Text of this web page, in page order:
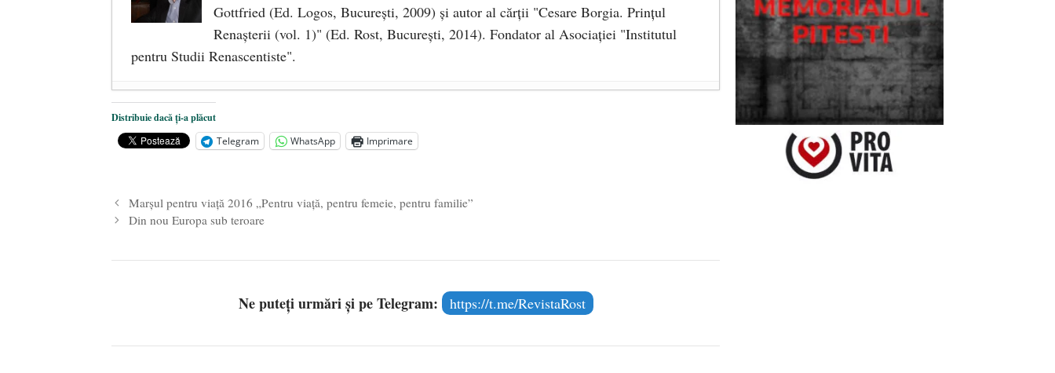
Gottfried (Ed. Logos, Bucureşti, 2009) şi autor al cărţii "Cesare Borgia. Prinţul
Renaşterii (vol. 1)" (Ed. Rost, Bucureşti, 2014). Fondator al Asociaţiei "Institutul
pentru Studii Renascentiste".
Trebuie să mărturisim. Nu mai este timp de pierdut!
Un vot critic pentru viitorul Europei și al fiecăruia dintre noi!
„Cultura” anihilării simbolurilor și trăirii naționale
Distribuie dacă ți-a plăcut
Telegram
WhatsApp Imprimare
Marșul pentru viață 2016 „Pentru viață, pentru femeie, pentru familie”
Din nou Europa sub teroare
Ne puteți urmări și pe Telegram: https://t.me/RevistaRost